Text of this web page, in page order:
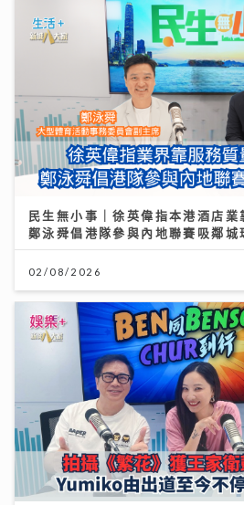
民生無小事｜徐英偉指本港酒店
鄭泳舜倡港隊參與內地聯賽吸鄰城
02/08/2026